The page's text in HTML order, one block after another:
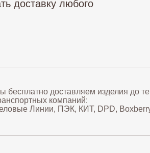
бесплатно доставляем изделия до
компаний:
Линии, ПЭК, КИТ, DPD,
доставку любого